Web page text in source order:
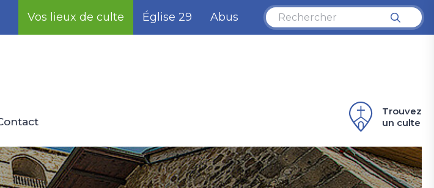
Vos lieux de culte Église 29 Abus
Trouvez
un culte